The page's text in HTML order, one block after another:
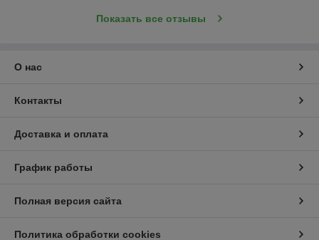
Показать все отзывы
О нас
Контакты
Доставка и оплата
График работы
Полная версия сайта
Политика обработки cookies